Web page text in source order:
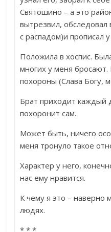
Святошино – а это
вытрезвил, обследовал
с распадом)и прописал
Положила в хоспис.
многих у меня бросают.
похороны (Слава Богу,
Брат приходит каждый
похоронит сам.
Может быть, ничего
меня тронуло такое
Характер у него,
нас ему нравится.
К чему я это – наверно
людях.
* * *